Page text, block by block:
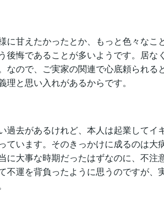
に甘えたかったとか、もっと色々なこ
後悔であることが多いようです。居な
なので、ご実家の関連で心底頼られる
理と思い入れがあるからです。
過去があるけれど、本人は起業してイ
ています。そのきっかけに成るのは大
に大事な時期だったはずなのに、不注
不運を背負ったように思うのですが、